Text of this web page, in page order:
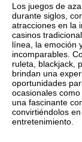
Los juegos de
durante siglos,
atracciones en la
casinos
línea, la emoción
incomparables.
ruleta, blackjack,
brindan una
oportunidades
ocasionales
una fascinante
convirtiéndolos
entretenimiento.